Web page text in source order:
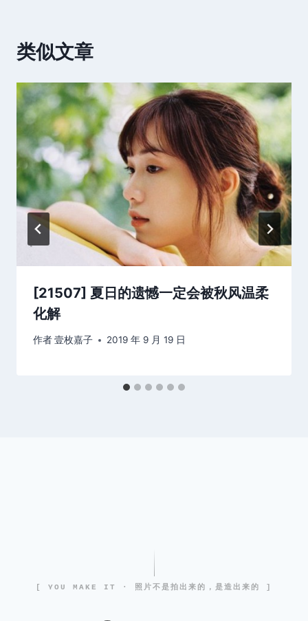
类似文章
[21507] 夏日的遗憾一定会被秋风温柔
化解
作者壹枚嘉子 2019 年 9 月 19 日
[ YOU MAKE IT · 照片不是拍出来的，是造出来的 ]